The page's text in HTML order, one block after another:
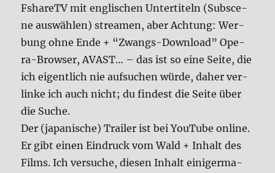
Fsha­reTV mit eng­li­schen Unter­ti­teln (Sub­s­ce­
ne aus­wäh­len) strea­men, aber Ach­tung: Wer­
bung ohne Ende + “Zwangs-Down­load” Ope­
ra-Brow­ser, AVAST… – das ist so eine Sei­te, die
ich eigent­lich nie auf­su­chen wür­de, daher ver­
lin­ke ich auch nicht; du fin­dest die Sei­te über
die Suche.
Der (japa­ni­sche) Trai­ler ist bei You­Tube online.
Er gibt einen Ein­druck vom Wald + Inhalt des
Films. Ich ver­su­che, die­sen Inhalt eini­ger­ma­